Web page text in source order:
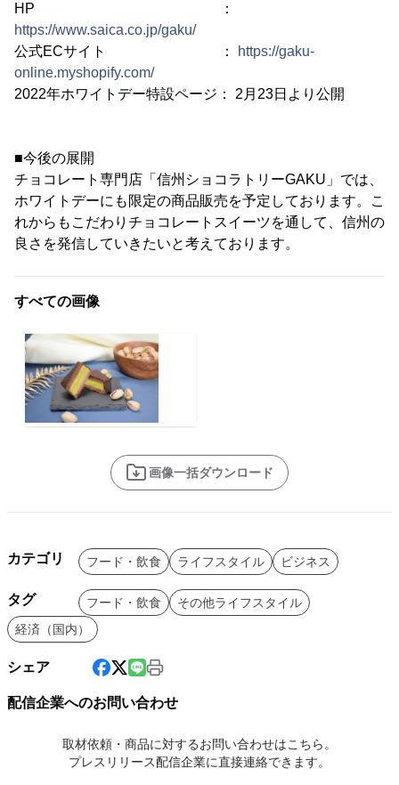
HP ：
https://www.saica.co.jp/gaku/
公式ECサイト ：
https://gaku-
online.myshopify.com/
2022年ホワイトデー特設ページ： 2月23日より公開
■今後の展開
チョコレート専門店「信州ショコラトリーGAKU」では、
ホワイトデーにも限定の商品販売を予定しております。こ
れからもこだわりチョコレートスイーツを通して、信州の
良さを発信していきたいと考えております。
すべての画像
画像一括ダウンロード
カテゴリ フード・飲食 ライフスタイル ビジネス
タグ フード・飲食
その他ライフスタイル
経済（国内）
シェア
配信企業へのお問い合わせ
取材依頼・商品に対するお問い合わせはこちら。
プレスリリース配信企業に直接連絡できます。